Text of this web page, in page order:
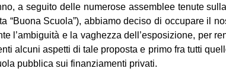
a seguito delle numerose assemblee tenute
“Buona Scuola”), abbiamo deciso di occupare il
l’ambiguità e la vaghezza dell’esposizione, per
alcuni aspetti di tale proposta e primo fra tutti
pubblica sui finanziamenti privati.